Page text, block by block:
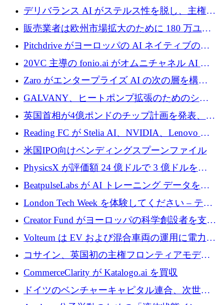
るために 110 万ユーロを適切に確保
デリバランス AI がステルス性を脱し、主権の
あるエンタープライズ AI を強化
販売業者は欧州市場拡大のために 180 万ユー
ロを確保
Pitchdrive がヨーロッパの AI ネイティブの創
業者を支援するために 6,000 万ユーロを調達
20VC 主導の fonio.ai がオムニチャネル AI プ
ラットフォームのために 1,700 万ドルを調達
Zaro がエンタープライズ AI の次の層を構築
するために 510 万ドルを獲得
GALVANY、ヒートポンプ拡張のためのシー
ドラウンドで1,000万ユーロを確保
英国首相が4億ポンドのチップ計画を発表、英
国の新興企業は「ここで拡大」し「ここに留
まる」
Reading FC が Stelia AI、NVIDIA、Lenovo と
協力して AI Center of Excellence を立ち上げ
米国IPO向けベンディングスプーンファイル
PhysicsX が評価額 24 億ドルで 3 億ドルを調
達
BeatpulseLabs が AI トレーニング データを拡
張するために 180 万ドルのプレシードを調達
London Tech Week を体験してください – テク
ノロジーがヨーロッパのイノベーションの未
来を形作る場所
Creator Fund がヨーロッパの科学創設者を支援
するために 5,600 万ドルを調達
Volteum は EV および混合車両の運用に電力を
供給するために 250 万ユーロを寄付
コサイン、英国初の主権フロンティアモデル
で業界の支援を確保
CommerceClarity が Katalogo.ai を買収
ドイツのベンチャーキャピタル連合、次世代
スタートアップの成長に向けて機関投資家へ